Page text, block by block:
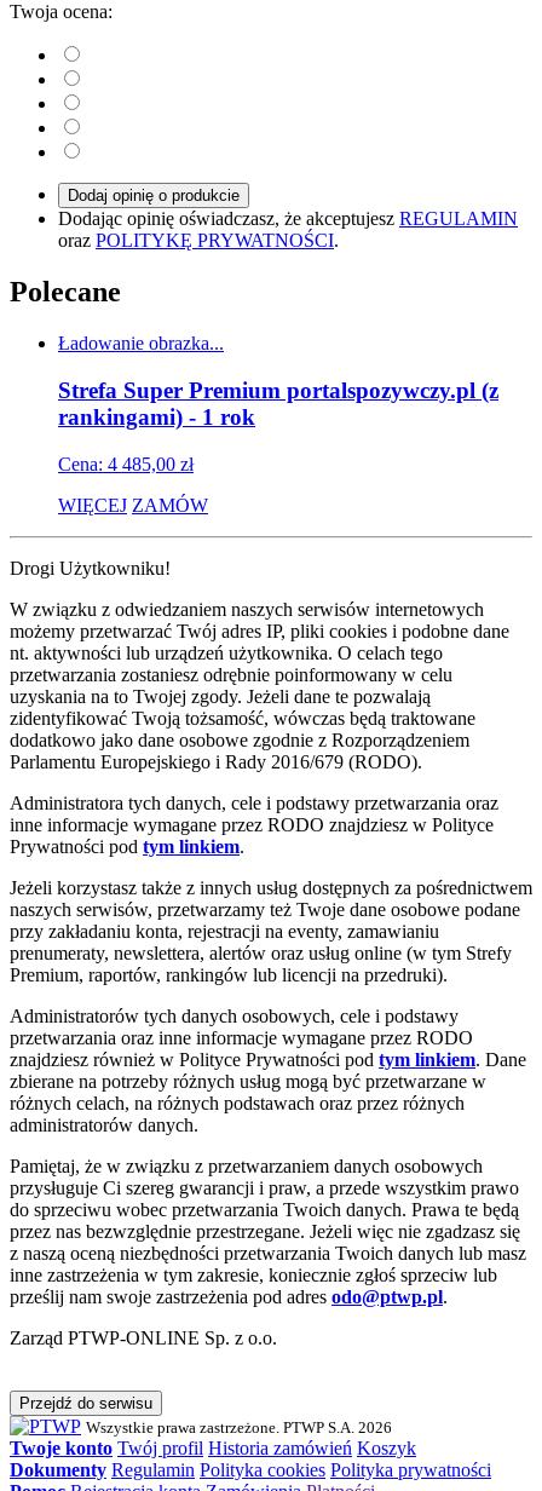
Twoja ocena:
Dodaj opinię o produkcie
Dodając opinię oświadczasz, że akceptujesz REGULAMIN
oraz POLITYKĘ PRYWATNOŚCI.
Polecane
Ładowanie obrazka...
Strefa Super Premium portalspozywczy.pl (z
rankingami) - 1 rok
Cena: 4 485,00 zł
WIĘCEJ ZAMÓW
Drogi Użytkowniku!
W związku z odwiedzaniem naszych serwisów internetowych
możemy przetwarzać Twój adres IP, pliki cookies i podobne dane
nt. aktywności lub urządzeń użytkownika. O celach tego
przetwarzania zostaniesz odrębnie poinformowany w celu
uzyskania na to Twojej zgody. Jeżeli dane te pozwalają
zidentyfikować Twoją tożsamość, wówczas będą traktowane
dodatkowo jako dane osobowe zgodnie z Rozporządzeniem
Parlamentu Europejskiego i Rady 2016/679 (RODO).
Administratora tych danych, cele i podstawy przetwarzania oraz
inne informacje wymagane przez RODO znajdziesz w Polityce
Prywatności pod tym linkiem.
Jeżeli korzystasz także z innych usług dostępnych za pośrednictwem
naszych serwisów, przetwarzamy też Twoje dane osobowe podane
przy zakładaniu konta, rejestracji na eventy, zamawianiu
prenumeraty, newslettera, alertów oraz usług online (w tym Strefy
Premium, raportów, rankingów lub licencji na przedruki).
Administratorów tych danych osobowych, cele i podstawy
przetwarzania oraz inne informacje wymagane przez RODO
znajdziesz również w Polityce Prywatności pod tym linkiem. Dane
zbierane na potrzeby różnych usług mogą być przetwarzane w
różnych celach, na różnych podstawach oraz przez różnych
administratorów danych.
Pamiętaj, że w związku z przetwarzaniem danych osobowych
przysługuje Ci szereg gwarancji i praw, a przede wszystkim prawo
do sprzeciwu wobec przetwarzania Twoich danych. Prawa te będą
przez nas bezwzględnie przestrzegane. Jeżeli więc nie zgadzasz się
z naszą oceną niezbędności przetwarzania Twoich danych lub masz
inne zastrzeżenia w tym zakresie, koniecznie zgłoś sprzeciw lub
prześlij nam swoje zastrzeżenia pod adres odo@ptwp.pl.
Zarząd PTWP-ONLINE Sp. z o.o.
Przejdź do serwisu
Wszystkie prawa zastrzeżone. PTWP S.A. 2026
Twoje konto Twój profil Historia zamówień Koszyk
Dokumenty Regulamin Polityka cookies Polityka prywatności